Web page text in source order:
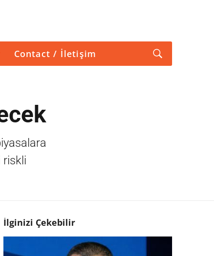
Contact / İletişim
riskli
İlginizi Çekebilir